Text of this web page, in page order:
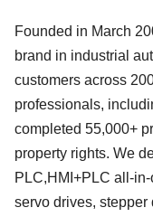
Founded in March
brand in industrial
customers across
professionals,
completed 55,000+
property rights. We
PLC,HMI +PLC all-
servo drives, stepper